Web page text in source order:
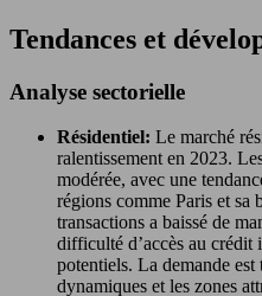
Tendances et
Analyse sectorielle
Résidentiel: Le marché
ralentissement en 2023.
modérée, avec une
régions comme Paris et sa
transactions a baissé de
difficulté d’accès au crédit
potentiels. La demande
dynamiques et les zones